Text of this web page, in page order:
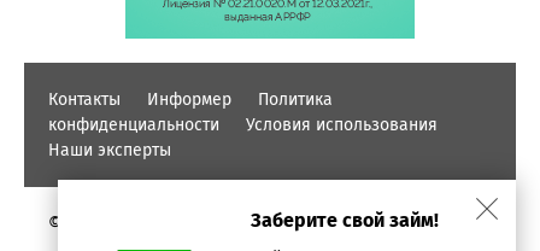
Контакты Информер
Политика
конфиденциальности
Условия использования
Наши эксперты
© PROFINZ.KZ
Заберите свой займ!